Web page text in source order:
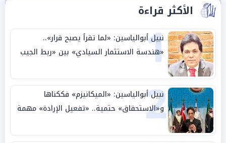
الأكثر قراءة
1
نبيل أبوالياسين: «لما تقرأ يصبح قرار»..
«هندسة الاستثمار السيادي» بين «ربط الجيب
بالوطن» و«سيادة الكلمة»
2
نبيل أبوالياسين: «الميكانيزم» فككناها
و«الاستحقاق» حتمية.. «تفعيل الإرادة» مهمة
الجامعة العربية